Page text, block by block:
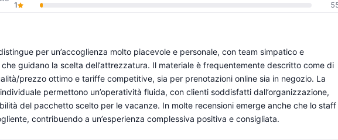
1
per un’accoglienza molto piacevole e personale, con team simpatico e
guidano la scelta dell’attrezzatura. Il materiale è frequentemente descritto come di
prezzo ottimo e tariffe competitive, sia per prenotazioni online sia in negozio. La
permettono un’operatività fluida, con clienti soddisfatti dall’organizzazione,
del pacchetto scelto per le vacanze. In molte recensioni emerge anche che lo staff
contribuendo a un’esperienza complessiva positiva e consigliata.